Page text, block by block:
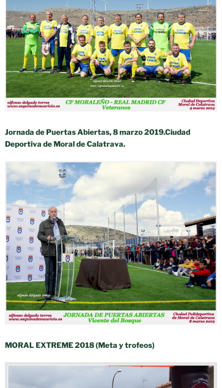
Jornada de Puertas Abiertas, 8 marzo 2019.Ciudad
Deportiva de Moral de Calatrava.
MORAL EXTREME 2018 (Meta y trofeos)